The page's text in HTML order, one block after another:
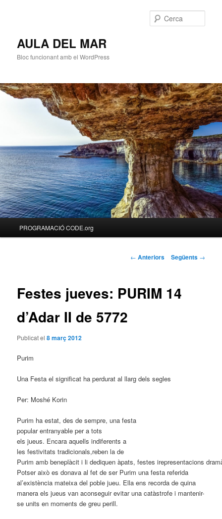
AULA DEL MAR
Bloc funcionant amb el WordPress
Aneu
principal
PROGRAMACIÓ CODE.org
Navegació
← Anteriors Següents →
Festes jueves: PURIM 14
d’Adar II de 5772
Publicat el8 març 2012
Purim
Una Festa el significat ha perdurat al llarg dels segles
Per: Moshé Korin
Purim ha estat, des de sempre, una festa
popular entranyable per a tots
els jueus. Encara aquells indiferents a
les festivitats tradicionals,reben la de
Purim amb beneplàcit i li dediquen àpats, festes irepresentacions
Potser això es donava al fet de ser Purim una festa referida
al’existència mateixa del poble jueu. Ella ens recorda de quina
manera els jueus van aconseguir evitar una catàstrofe i mantenir-
se units en moments de greu perill.